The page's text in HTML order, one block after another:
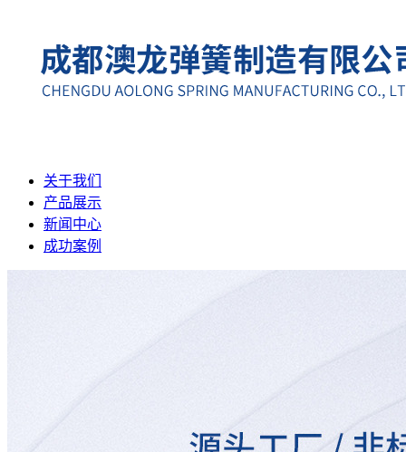
关于我们
产品展示
新闻中心
成功案例